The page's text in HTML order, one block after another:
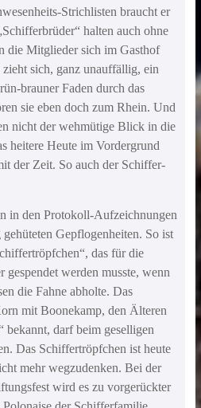
Strichlisten braucht er
halten auch ohne
die Mitglieder sich im Gasthof
sich, ganz unauffällig, ein
brauner Faden durch das
sie eben doch zum Rhein. Und
nicht der wehmütige Blick in die
heitere Heute im Vordergrund
der Zeit. So auch der Schiffer-
in den Protokoll-Aufzeichnungen
Gepflogenheiten. So ist
das für die
werden musste, wenn
die Fahne abholte. Das
mit Boonekamp, den Älteren
bekannt, darf beim geselligen
Das Schiffertröpfchen ist heute
mehr wegzudenken. Bei der
wird es zu vorgerückter